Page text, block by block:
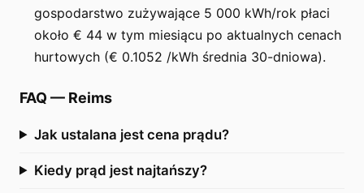
gospodarstwo zużywające 5 000 kWh/rok płaci
około € 44 w tym miesiącu po aktualnych cenach
hurtowych (€ 0.1052 /kWh średnia 30-dniowa).
FAQ — Reims
Jak ustalana jest cena prądu?
Kiedy prąd jest najtańszy?